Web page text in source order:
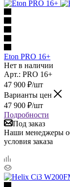
Eton PRO 16+
Нет в наличии
Арт.: PRO 16+
47 900 ₽/шт
Варианты цен
47 900 ₽/шт
Подробности
Под заказ
Наши менеджеры
условия заказа